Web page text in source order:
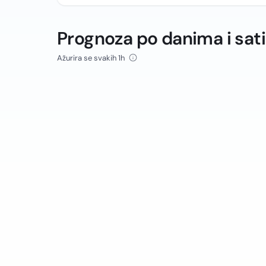
Prognoza po danima i
Ažurira se svakih 1h